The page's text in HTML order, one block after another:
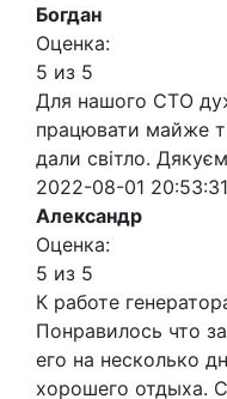
Богдан
Оценка:
5 из 5
Для нашого СТО
працювати майже
дали світло.
2022-08-01 20:53:31
Александр
Оценка:
5 из 5
К работе
Понравилось что
его на несколько
хорошего отдыха.